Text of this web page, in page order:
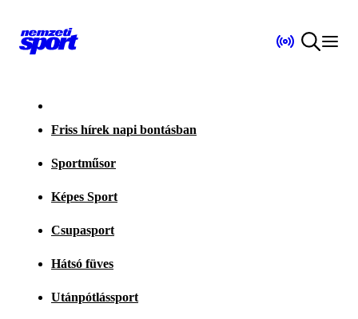
Friss hírek napi bontásban
Sportműsor
Képes Sport
Csupasport
Hátsó füves
Utánpótlássport